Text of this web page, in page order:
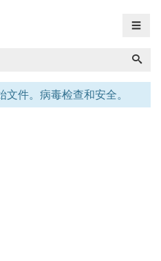
☰
件。病毒检查和安全。